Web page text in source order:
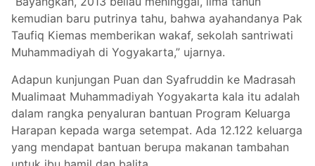
kemudian baru putrinya tahu, bahwa ayahandanya Pak
Taufiq Kiemas memberikan wakaf, sekolah santriwati
Muhammadiyah di Yogyakarta,” ujarnya.
Adapun kunjungan Puan dan Syafruddin ke Madrasah
Mualimaat Muhammadiyah Yogyakarta kala itu adalah
dalam rangka penyaluran bantuan Program Keluarga
Harapan kepada warga setempat. Ada 12.122 keluarga
yang mendapat bantuan berupa makanan tambahan